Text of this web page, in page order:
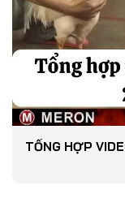
TỔNG HỢP